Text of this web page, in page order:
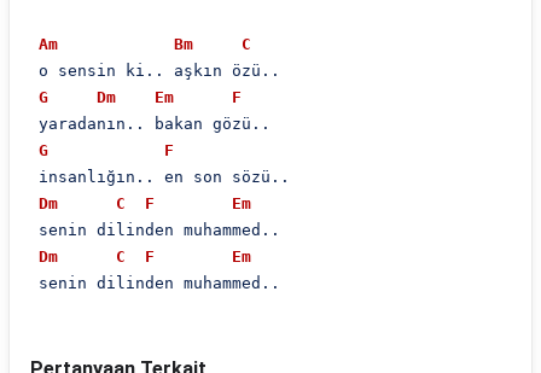
Am Bm
C
o sensin ki.. aşkın özü..
G
Dm Em
F
yaradanın.. bakan gözü..
G
F
i̇nsanlığın.. en son sözü..
Dm
C F
Em
senin dilinden muhammed..
Dm
C F
Em
senin dilinden muhammed..